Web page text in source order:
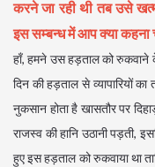
करने जा रही थी तब उसे ख
इस सम्बन्ध में आप क्या कहना
हाँ, हमने उस हड़ताल को रुकवाने
दिन की हड़ताल से व्यापारियों
नुकसान होता है खासतौर पर
राजस्व की हानि उठानी पड़ती,
हुए इस हड़ताल को रुकवाया था